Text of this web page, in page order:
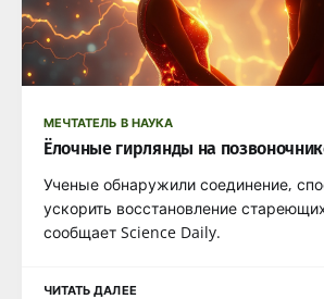
МЕЧТАТЕЛЬ В НАУКА
Ёлочные гирлянды на
Ученые обнаружили соединение,
ускорить восстановление
сообщает Science Daily.
ЧИТАТЬ ДАЛЕЕ